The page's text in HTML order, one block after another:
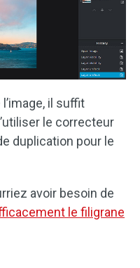
il suffit
le correcteur
duplication pour le
avoir besoin de
le filigrane